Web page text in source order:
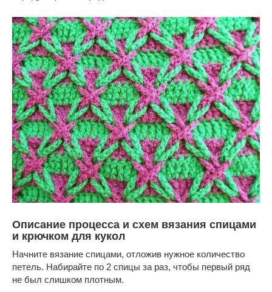
Описание процесса и схем вязания спицами
и крючком для кукол
Начните вязание спицами, отложив нужное количество
петель. Набирайте по 2 спицы за раз, чтобы первый ряд
не был слишком плотным.